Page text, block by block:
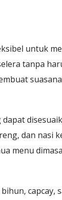
untuk
tanpa
dan nasi
menu
capcay,